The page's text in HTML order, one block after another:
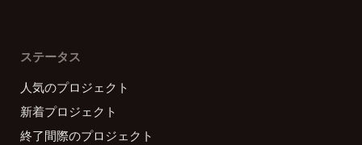
ステータス
人気のプロジェクト
新着プロジェクト
終了間際のプロジェクト